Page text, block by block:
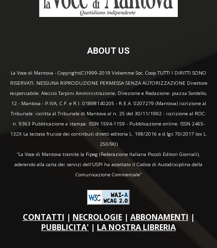
ABOUT US
La Voce di Mantova - Copyright(C)1999-2019 Vidiemme Soc. Coop TUTTI I DIRITTI SONO
RISERVATI. NESSUNA RIPRODUZIONE PERMESSA SENZA AUTORIZZAZIONE Direttore
responsabile: Alessio Tarpini Amministrazione, Direzione e Redazione: piazza Sordello,
12 - Mantova - P.IVA, C.F. e R.I. 01898140205 - R.E.A. 0207279 (Mantova) iscrizione al
Tribunale: iscritta al Tribunale di Mantova al n. 25 del 30/11/1992 - iscrizione al ROC:
n. 9363 Pubblicazione a stampa: ISSN 1594-1159 - Pubblicazione online: ISSN 2465-
132X La testata fruisce dei contributi diretti editoria L. 198/2016 e d.lgs 70/2017 (ex L.
250/90)
“La Voce di Mantova tramite la Fipeg (Federazione Italiana Piccoli Editori Giornali),
aderendo alla carta dei servizi dell'USPI ha accettato il Codice di Autodisciplina della
Comunicazione Commerciale"
CONTATTI | NECROLOGIE| ABBONAMENTI |
PUBBLICITA' | LA NOSTRA LIBRERIA